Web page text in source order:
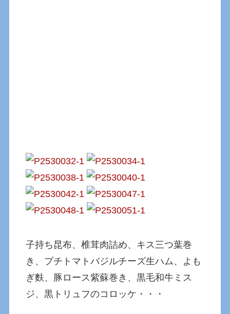
子持ち昆布、椎茸肉詰め、キス三つ葉巻
き、プチトマトバジルチーズ生ハム、よも
ぎ麩、豚ロース紫蘇巻き、黒毛和牛ミス
ジ、黒トリュフのコロッケ・・・